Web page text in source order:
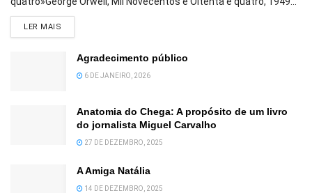
LER MAIS
Agradecimento público
6 DE JANEIRO, 2026
Anatomia do Chega: A propósito de um livro
do jornalista Miguel Carvalho
27 DE DEZEMBRO, 2025
A Amiga Natália
14 DE DEZEMBRO, 2025